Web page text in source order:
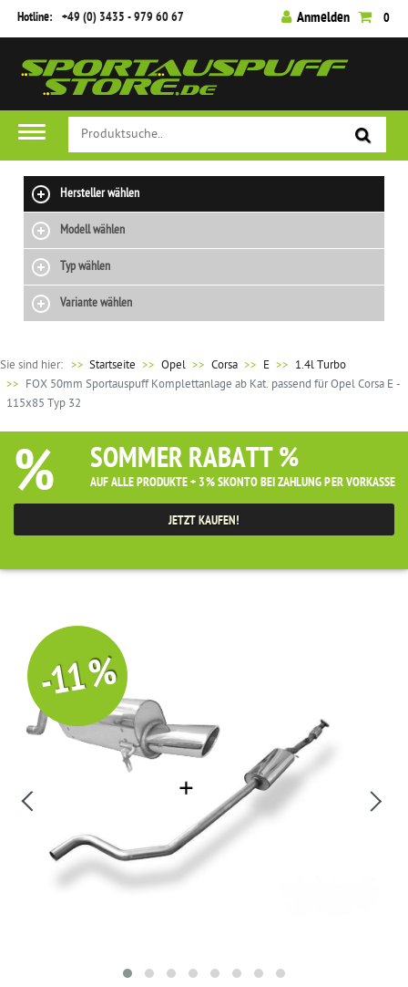
Hotline: +49 (0) 3435 - 979 60 67 Anmelden 0
Hersteller wählen
Modell wählen
Typ wählen
Variante wählen
Sie sind hier: >> Startseite Opel Corsa E
1.4l Turbo
FOX 50mm Sportauspuff Komplettanlage ab Kat. passend für Opel Corsa E -
115x85 Typ 32
% SOMMER RABATT %
AUF ALLE PRODUKTE + 3% SKONTO BEI ZAHLUNG PER VORKASSE
JETZT KAUFEN!
-11 %